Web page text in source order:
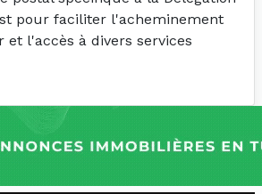
pour faciliter l'acheminement
et l'accès à divers services